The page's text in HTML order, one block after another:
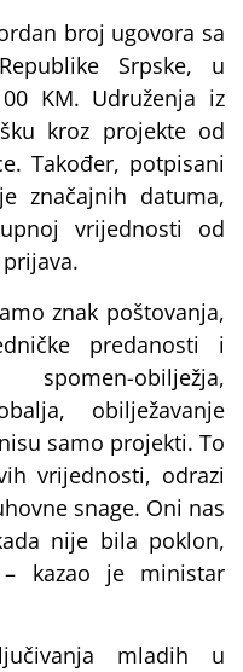
broj ugovora sa
Srpske, u
KM. Udruženja iz
kroz projekte od
Također, potpisani
značajnih datuma,
vrijednosti od
znak poštovanja,
predanosti i
spomen-obilježja,
obilježavanje
samo projekti. To
vrijednosti, odrazi
snage. Oni nas
nije bila poklon,
kazao je ministar
mladih u